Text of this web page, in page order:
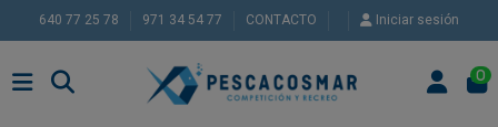
640 77 25 78 971 34 54 77 CONTACTO Iniciar sesión
0